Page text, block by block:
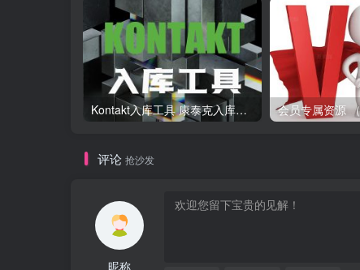
Kontakt入库工具 康泰克入库教程
评论 抢沙发
昵称